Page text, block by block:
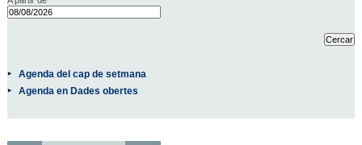
Agenda del cap de setmana
Agenda en Dades obertes